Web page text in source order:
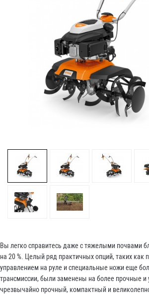
Вы легко справитесь даже с тяжелыми почвами
на 20 %. Целый ряд практичных опций, таких как
управлением на руле и специальные ножи еще
трансмиссии, были заменены на более прочные
чрезвычайно прочный, компактный и